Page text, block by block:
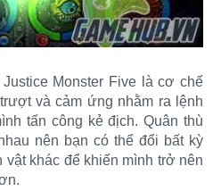
Monster Five là cơ chế
và cảm ứng nhằm ra lệnh
tấn công kẻ địch. Quân thù
nên bạn có thể đổi bất kỳ
vật khác để khiến mình trở nên